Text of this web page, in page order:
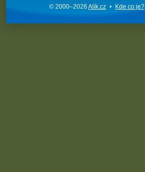
© 2000–2026Alík.cz • Kde co je?